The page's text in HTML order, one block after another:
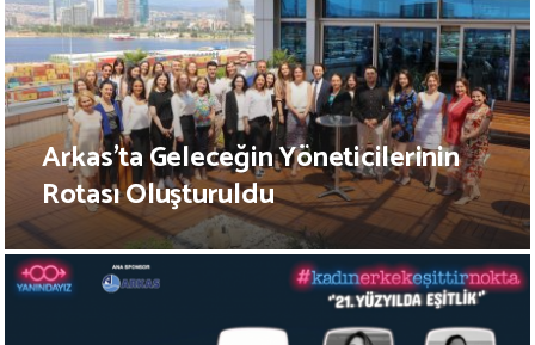
Arkas’ta Geleceğin Yöneticilerinin
Rotası Oluşturuldu